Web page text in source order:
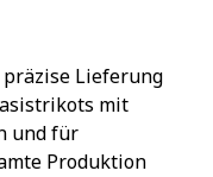
Lieferung
mit
und für
Produktion